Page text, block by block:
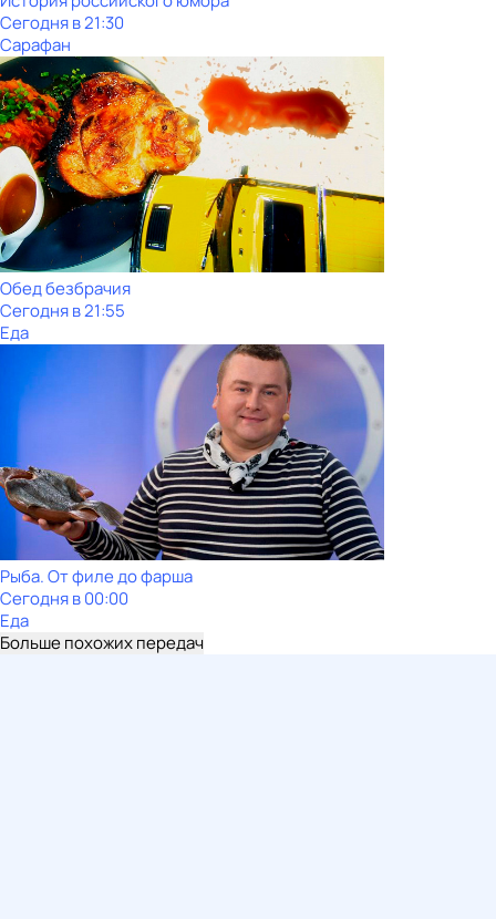
Сегодня в 21:30
Сарафан
Обед безбрачия
Сегодня в 21:55
Еда
Рыба. От филе до фарша
Сегодня в 00:00
Еда
Больше похожих передач